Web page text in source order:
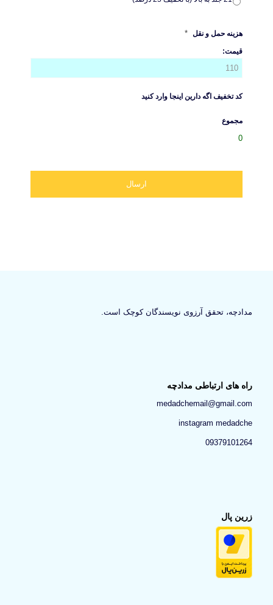
هزینه حمل و نقل *
قیمت:
کد تخفیف اگه دارین اینجا وارد کنید
مجموع
0
مدادچه، تحقق آرزوی نویسندگان کوچک است.
راه های ارتباطی مدادچه
medadchemail@gmail.com
instagram medadche
09379101264
زرین پال